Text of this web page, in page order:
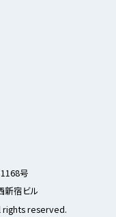
号
新宿ビル
rights reserved.